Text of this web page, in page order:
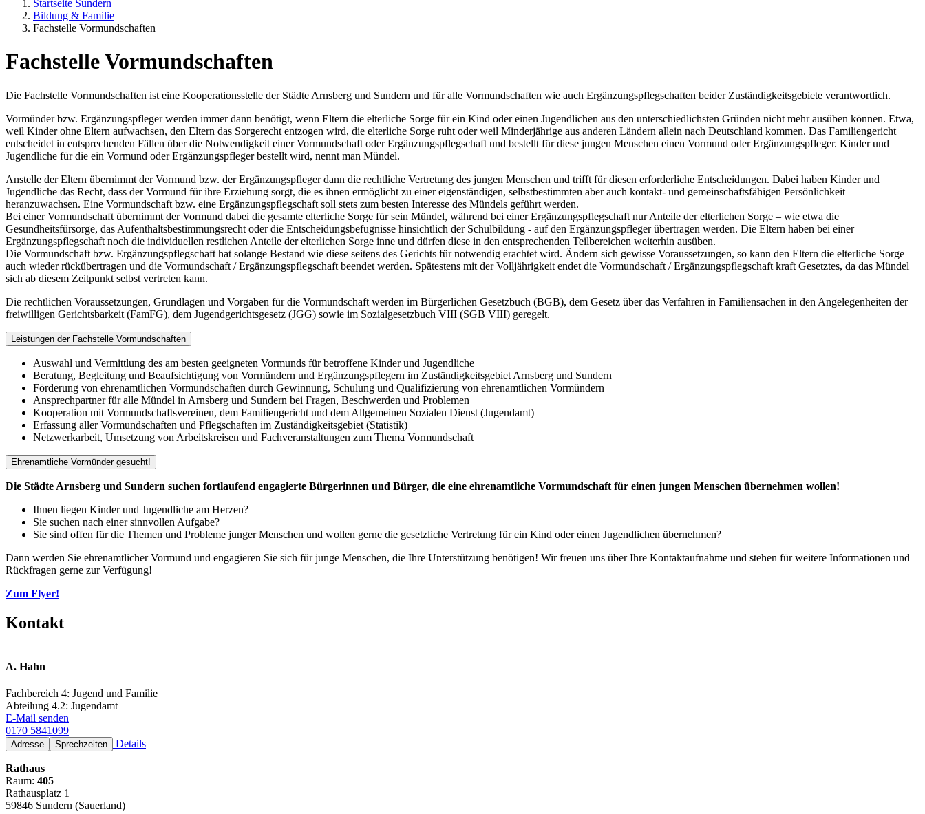
Startseite Sundern
Bildung & Familie
Fachstelle Vormundschaften
Fachstelle Vormundschaften
Die Fachstelle Vormundschaften ist eine Kooperationsstelle der Städte Arnsberg und Sundern und für alle Vormundschaften wie auch Ergänzungspflegschaften beider Zuständigkeitsgebiete verantwortlich.
Vormünder bzw. Ergänzungspfleger werden immer dann benötigt, wenn Eltern die elterliche Sorge für ein Kind oder einen Jugendlichen aus den unterschiedlichsten Gründen nicht mehr ausüben können. Etwa,
weil Kinder ohne Eltern aufwachsen, den Eltern das Sorgerecht entzogen wird, die elterliche Sorge ruht oder weil Minderjährige aus anderen Ländern allein nach Deutschland kommen. Das Familiengericht
entscheidet in entsprechenden Fällen über die Notwendigkeit einer Vormundschaft oder Ergänzungspflegschaft und bestellt für diese jungen Menschen einen Vormund oder Ergänzungspfleger. Kinder und
Jugendliche für die ein Vormund oder Ergänzungspfleger bestellt wird, nennt man Mündel.
Anstelle der Eltern übernimmt der Vormund bzw. der Ergänzungspfleger dann die rechtliche Vertretung des jungen Menschen und trifft für diesen erforderliche Entscheidungen. Dabei haben Kinder und
Jugendliche das Recht, dass der Vormund für ihre Erziehung sorgt, die es ihnen ermöglicht zu einer eigenständigen, selbstbestimmten aber auch kontakt- und gemeinschaftsfähigen Persönlichkeit
heranzuwachsen. Eine Vormundschaft bzw. eine Ergänzungspflegschaft soll stets zum besten Interesse des Mündels geführt werden.
Bei einer Vormundschaft übernimmt der Vormund dabei die gesamte elterliche Sorge für sein Mündel, während bei einer Ergänzungspflegschaft nur Anteile der elterlichen Sorge – wie etwa die
Gesundheitsfürsorge, das Aufenthaltsbestimmungsrecht oder die Entscheidungsbefugnisse hinsichtlich der Schulbildung - auf den Ergänzungspfleger übertragen werden. Die Eltern haben bei einer
Ergänzungspflegschaft noch die individuellen restlichen Anteile der elterlichen Sorge inne und dürfen diese in den entsprechenden Teilbereichen weiterhin ausüben.
Die Vormundschaft bzw. Ergänzungspflegschaft hat solange Bestand wie diese seitens des Gerichts für notwendig erachtet wird. Ändern sich gewisse Voraussetzungen, so kann den Eltern die elterliche Sorge
auch wieder rückübertragen und die Vormundschaft / Ergänzungspflegschaft beendet werden. Spätestens mit der Volljährigkeit endet die Vormundschaft / Ergänzungspflegschaft kraft Gesetztes, da das Mündel
sich ab diesem Zeitpunkt selbst vertreten kann.
Die rechtlichen Voraussetzungen, Grundlagen und Vorgaben für die Vormundschaft werden im Bürgerlichen Gesetzbuch (BGB), dem Gesetz über das Verfahren in Familiensachen in den Angelegenheiten der
freiwilligen Gerichtsbarkeit (FamFG), dem Jugendgerichtsgesetz (JGG) sowie im Sozialgesetzbuch VIII (SGB VIII) geregelt.
Leistungen der Fachstelle Vormundschaften
Auswahl und Vermittlung des am besten geeigneten Vormunds für betroffene Kinder und Jugendliche
Beratung, Begleitung und Beaufsichtigung von Vormündern und Ergänzungspflegern im Zuständigkeitsgebiet Arnsberg und Sundern
Förderung von ehrenamtlichen Vormundschaften durch Gewinnung, Schulung und Qualifizierung von ehrenamtlichen Vormündern
Ansprechpartner für alle Mündel in Arnsberg und Sundern bei Fragen, Beschwerden und Problemen
Kooperation mit Vormundschaftsvereinen, dem Familiengericht und dem Allgemeinen Sozialen Dienst (Jugendamt)
Erfassung aller Vormundschaften und Pflegschaften im Zuständigkeitsgebiet (Statistik)
Netzwerkarbeit, Umsetzung von Arbeitskreisen und Fachveranstaltungen zum Thema Vormundschaft
Ehrenamtliche Vormünder gesucht!
Die Städte Arnsberg und Sundern suchen fortlaufend engagierte Bürgerinnen und Bürger, die eine ehrenamtliche Vormundschaft für einen jungen Menschen übernehmen wollen!
Ihnen liegen Kinder und Jugendliche am Herzen?
Sie suchen nach einer sinnvollen Aufgabe?
Sie sind offen für die Themen und Probleme junger Menschen und wollen gerne die gesetzliche Vertretung für ein Kind oder einen Jugendlichen übernehmen?
Dann werden Sie ehrenamtlicher Vormund und engagieren Sie sich für junge Menschen, die Ihre Unterstützung benötigen! Wir freuen uns über Ihre Kontaktaufnahme und stehen für weitere Informationen und
Rückfragen gerne zur Verfügung!
Zum Flyer!
Kontakt
A. Hahn
Fachbereich 4: Jugend und Familie
Abteilung 4.2: Jugendamt
E-Mail senden
0170 5841099
Adresse Sprechzeiten Details
Rathaus
Raum: 405
Rathausplatz 1
59846 Sundern (Sauerland)